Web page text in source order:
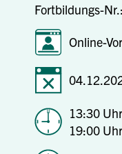
Fortbildungs-
Online-
13:30
19:00 Uhr